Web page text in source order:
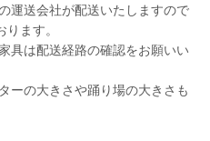
送会社が配送いたしますので
ます。
は配送経路の確認をお願いい
の大きさや踊り場の大きさも